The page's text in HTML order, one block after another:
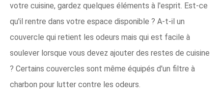
votre cuisine, gardez quelques éléments à l'esprit. Est-ce
qu'il rentre dans votre espace disponible ? A-t-il un
couvercle qui retient les odeurs mais qui est facile à
soulever lorsque vous devez ajouter des restes de cuisine
? Certains couvercles sont même équipés d'un filtre à
charbon pour lutter contre les odeurs.